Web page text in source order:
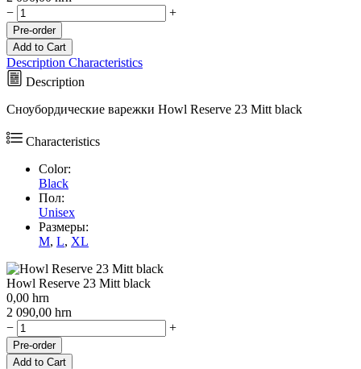
−
+
Pre-order
Add to Cart
Description Characteristics
Description
Сноубордические варежки Howl Reserve 23 Mitt black
Characteristics
Color:
Black
Пол:
Unisex
Размеры:
M, L, XL
Howl Reserve 23 Mitt black
0,00 hrn
2 090,00 hrn
−
+
Pre-order
Add to Cart